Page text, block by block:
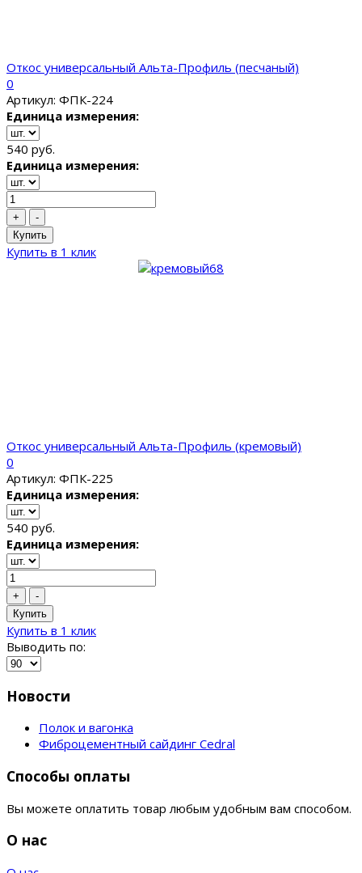
Откос универсальный Альта-Профиль (песчаный)
0
Артикул: ФПК-224
Единица измерения:
540 руб.
Единица измерения:
+
-
Купить
Купить в 1 клик
Откос универсальный Альта-Профиль (кремовый)
0
Артикул: ФПК-225
Единица измерения:
540 руб.
Единица измерения:
+
-
Купить
Купить в 1 клик
Выводить по:
Новости
Полок и вагонка
Фиброцементный сайдинг Cedral
Способы оплаты
Вы можете оплатить товар любым удобным вам способом.
О нас